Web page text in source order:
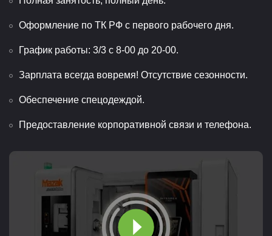
Оформление по ТК РФ с первого рабочего дня.
График работы: 3/3 с 8-00 до 20-00.
Зарплата всегда вовремя! Отсутствие сезонности.
Обеспечение спецодеждой.
Предоставление корпоративной связи и телефона.